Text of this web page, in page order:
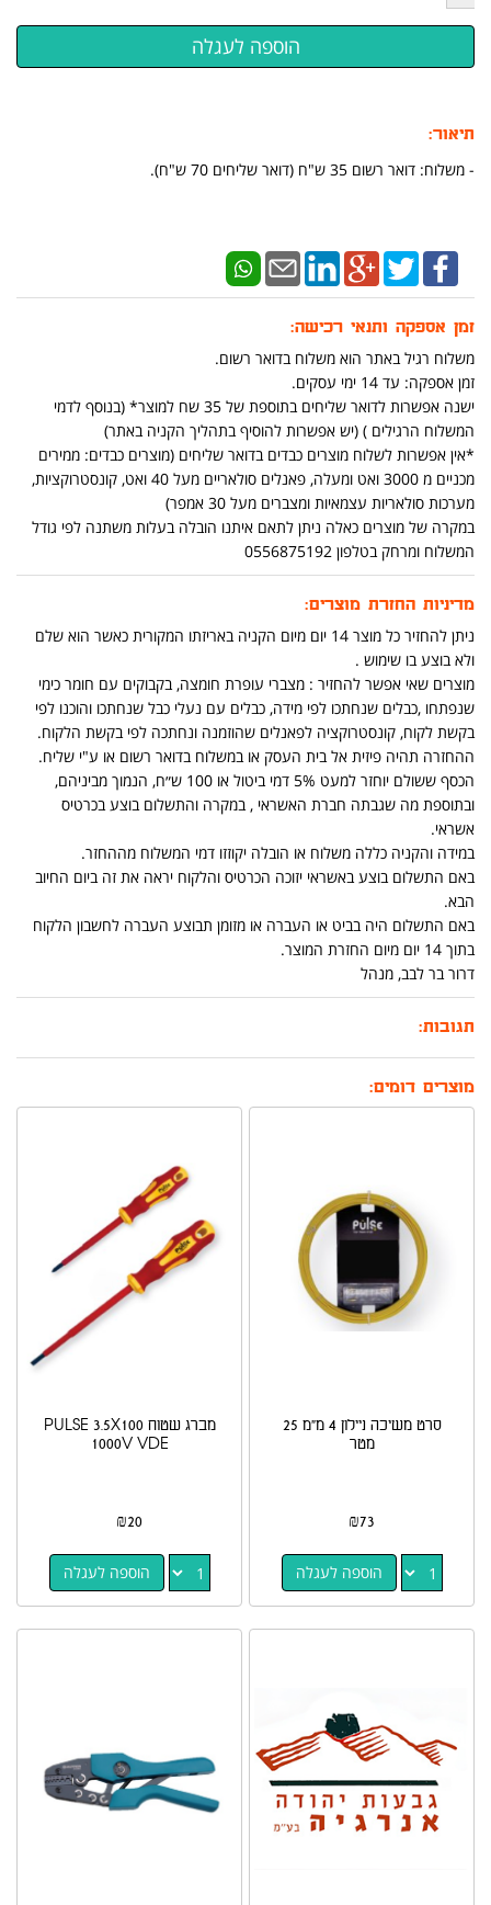
תיאור:
- משלוח: דואר רשום 35 ש"ח (דואר שליחים 70 ש"ח).
זמן אספקה ותנאי רכישה:
משלוח רגיל באתר הוא משלוח בדואר רשום.
זמן אספקה: עד 14 ימי עסקים.
ישנה אפשרות לדואר שליחים בתוספת של 35 שח למוצר* (בנוסף לדמי
המשלוח הרגילים ) (יש אפשרות להוסיף בתהליך הקניה באתר)
*אין אפשרות לשלוח מוצרים כבדים בדואר שליחים (מוצרים כבדים: ממירים
מכניים מ 3000 ואט ומעלה, פאנלים סולאריים מעל 40 ואט, קונסטרוקציות,
מערכות סולאריות עצמאיות ומצברים מעל 30 אמפר)
במקרה של מוצרים כאלה ניתן לתאם איתנו הובלה בעלות משתנה לפי גודל
המשלוח ומרחק בטלפון 0556875192
מדיניות החזרת מוצרים:
ניתן להחזיר כל מוצר 14 יום מיום הקניה באריזתו המקורית כאשר הוא שלם
ולא בוצע בו שימוש .
מוצרים שאי אפשר להחזיר : מצברי עופרת חומצה, בקבוקים עם חומר כימי
שנפתחו ,כבלים שנחתכו לפי מידה, כבלים עם נעלי כבל שנחתכו והוכנו לפי
בקשת לקוח, קונסטרוקציה לפאנלים שהוזמנה ונחתכה לפי בקשת הלקוח.
ההחזרה תהיה פיזית אל בית העסק או במשלוח בדואר רשום או ע"י שליח.
הכסף ששולם יוחזר למעט 5% דמי ביטול או 100 ש״ח, הנמוך מביניהם,
ובתוספת מה שגבתה חברת האשראי , במקרה והתשלום בוצע בכרטיס
אשראי.
במידה והקניה כללה משלוח או הובלה יקוזזו דמי המשלוח מההחזר.
באם התשלום בוצע באשראי יזוכה הכרטיס והלקוח יראה את זה ביום החיוב
הבא.
באם התשלום היה בביט או העברה או מזומן תבוצע העברה לחשבון הלקוח
בתוך 14 יום מיום החזרת המוצר.
דרור בר לבב, מנהל
תגובות:
מוצרים דומים:
סרט משיכה ניילון 4 מ"מ 25
מטר
₪73
הוספה לעגלה
מברג שטוח PULSE 3.5X100
1000V VDE
₪20
הוספה לעגלה